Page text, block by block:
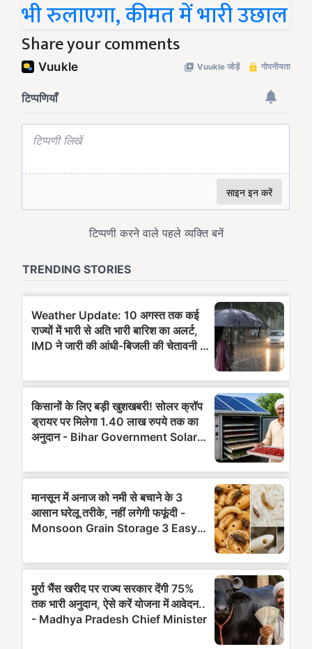
भी रुलाएगा, कीमत में भारी उछाल
Share your comments